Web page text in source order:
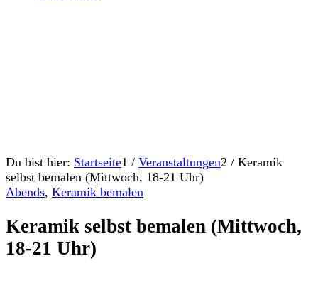
Du bist hier: Startseite1 / Veranstaltungen2 / Keramik
selbst bemalen (Mittwoch, 18-21 Uhr)
Abends, Keramik bemalen
Keramik selbst bemalen (Mittwoch,
18-21 Uhr)